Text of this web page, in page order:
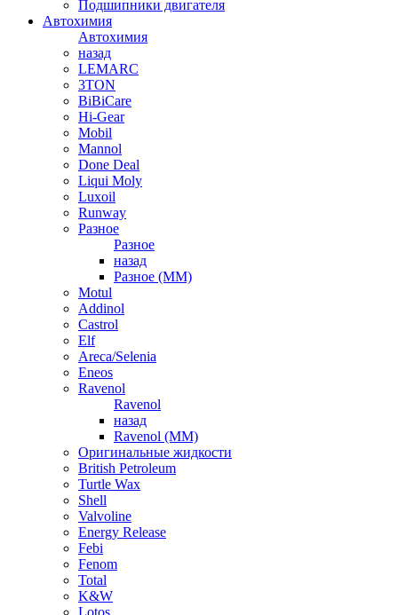
Подшипники двигателя
Автохимия
Автохимия
назад
LEMARC
3TON
BiBiCare
Hi-Gear
Mobil
Mannol
Done Deal
Liqui Moly
Luxoil
Runway
Разное
Разное
назад
Разное (ММ)
Motul
Addinol
Castrol
Elf
Areca/Selenia
Eneos
Ravenol
Ravenol
назад
Ravenol (ММ)
Оригинальные жидкости
British Petroleum
Turtle Wax
Shell
Valvoline
Energy Release
Febi
Fenom
Total
K&W
Lotos